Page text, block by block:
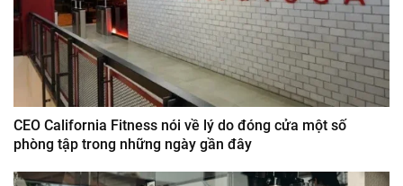
CEO California Fitness nói về lý do đóng cửa một số
phòng tập trong những ngày gần đây